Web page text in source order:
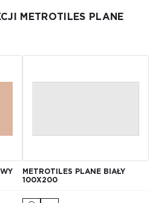
METROTILES PLANE
METROTILES PLANE BIAŁY
100X200